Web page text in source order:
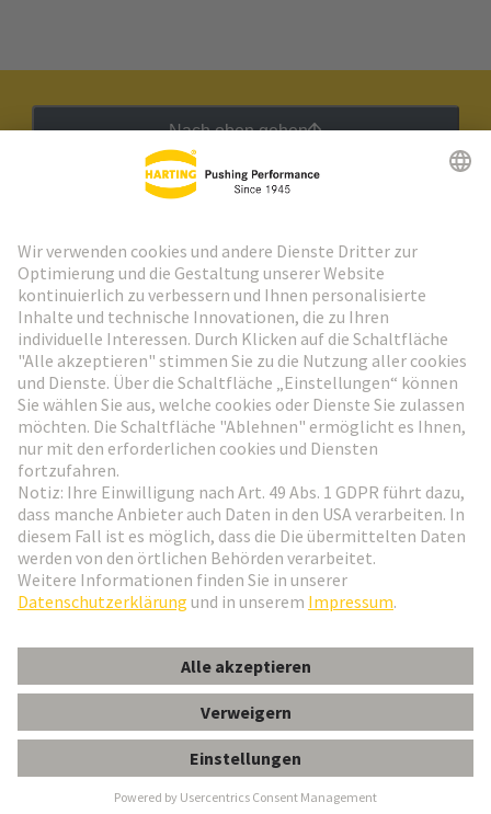
Han Q5/0_I_M_PIT_0.5-2.5mm²
Nach oben gehen
Weiter zur Anmeldung
Social Media
Deutschland Deutsch
© HARTING Technologiegruppe
ImpressumDatenschutz-ErklärungCookie-Einstellungen
Kundeninformation